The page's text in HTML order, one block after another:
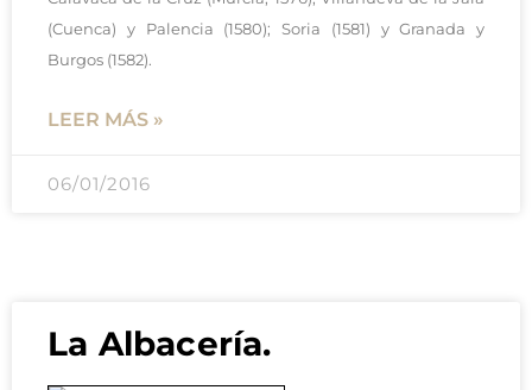
(Cuenca) y Palencia (1580); Soria (1581) y Granada y
Burgos (1582).
LEER MÁS »
06/01/2016
La Albacería.